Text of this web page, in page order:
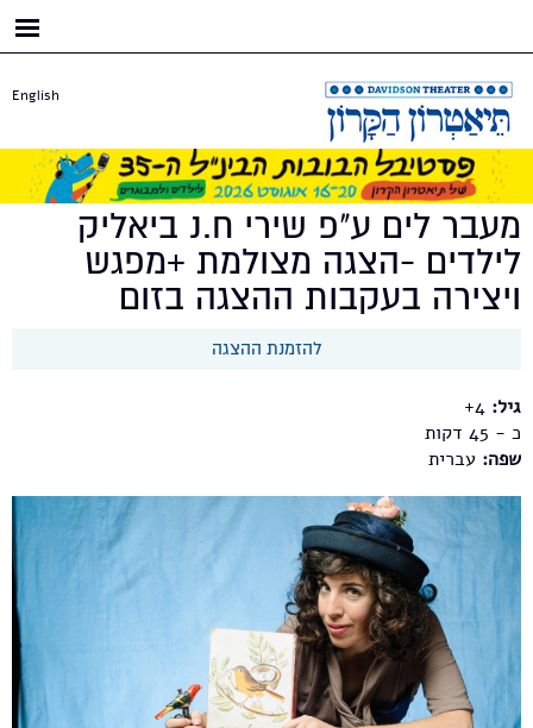
English
מעבר לים ע"פ שירי ח.נ ביאליק
לילדים -הצגה מצולמת +מפגש
ויצירה בעקבות ההצגה בזום
להזמנת ההצגה
גיל: 4+
כ - 45
שפה: עברית